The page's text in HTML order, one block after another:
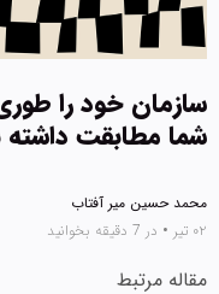
سازمان خود را
شما مطابقت داشته
محمد حسین میر آفتاب
۰۲ تیر
• در 7 دقیقه بخوانید
مقاله مرتبط